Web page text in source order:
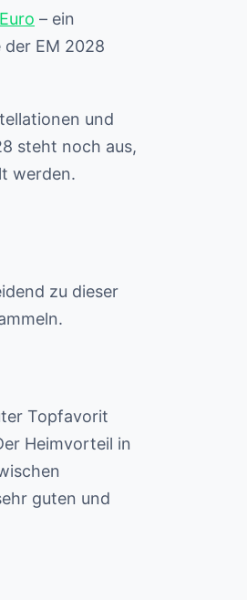
– ein
EM 2028
und
steht noch aus,
werden.
zu dieser
Topfavorit
Heimvorteil in
guten und